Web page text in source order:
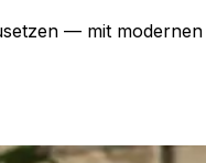
— mit